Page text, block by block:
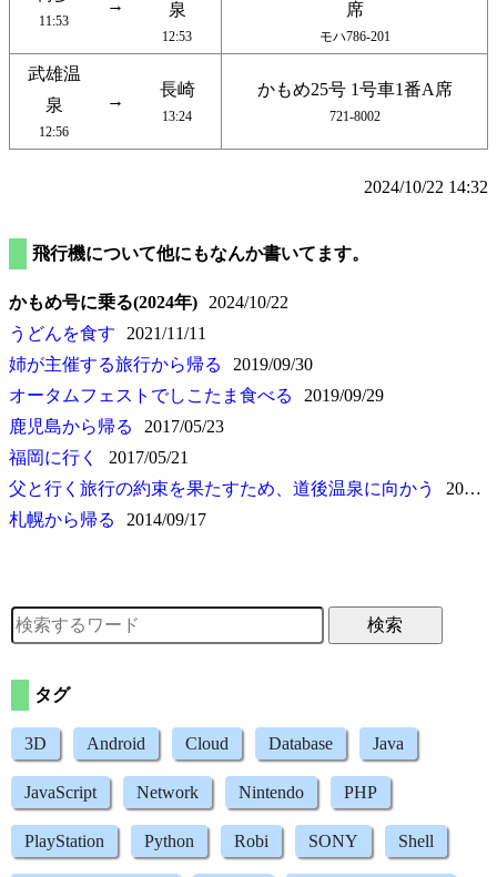
11:53
→
泉
12:53
席
モハ786-201
武雄温
泉
12:56
→
長崎
13:24
かもめ25号 1号車1番A席
721-8002
2024/10/22 14:32
飛行機について他にもなんか書いてます。
かもめ号に乗る(2024年)
2024/10/22
うどんを食す
2021/11/11
姉が主催する旅行から帰る
2019/09/30
オータムフェストでしこたま食べる
2019/09/29
鹿児島から帰る
2017/05/23
福岡に行く
2017/05/21
父と行く旅行の約束を果たすため、道後温泉に向かう
2014/12/06
札幌から帰る
2014/09/17
検索
タグ
3D Android Cloud Database Java
JavaScript Network Nintendo PHP
PlayStation Python Robi SONY Shell